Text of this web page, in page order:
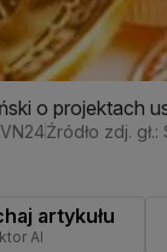
o projektach
Źródło zdj.
artykułu
AI